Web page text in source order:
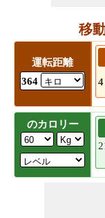
移
運転距離
364
のカロリー